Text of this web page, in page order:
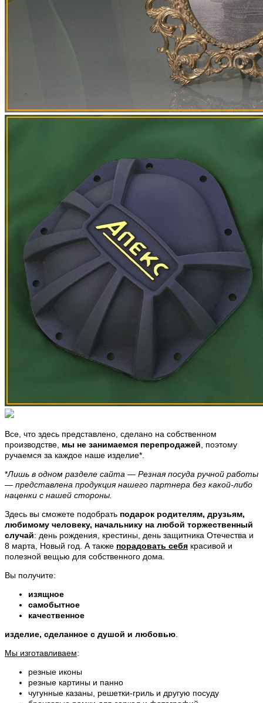
Все, что здесь представлено, сделано на собственном
производстве, мы не занимаемся перепродажей , поэтому
ручаемся за каждое наше изделие*.
*Лишь в одном разделе сайта — Резная посуда ручной работы
— представлена продукция нашего партнера без какой-либо
наценки с нашей стороны.
Здесь вы сможете подобрать подарок родителям, друзьям,
любимому человеку, начальнику на любой торжественный
случай: день рождения, крестины, день защитника Отечества и
8 марта, Новый год. А также порадовать себя красивой и
полезной вещью для собственного дома.
Вы получите:
изящное
самобытное
качественное
изделие, сделанное с душой и любовью
Мы изготавливаем:
резные иконы
резные картины и панно
чугунные казаны, решетки-гриль и другую посуду